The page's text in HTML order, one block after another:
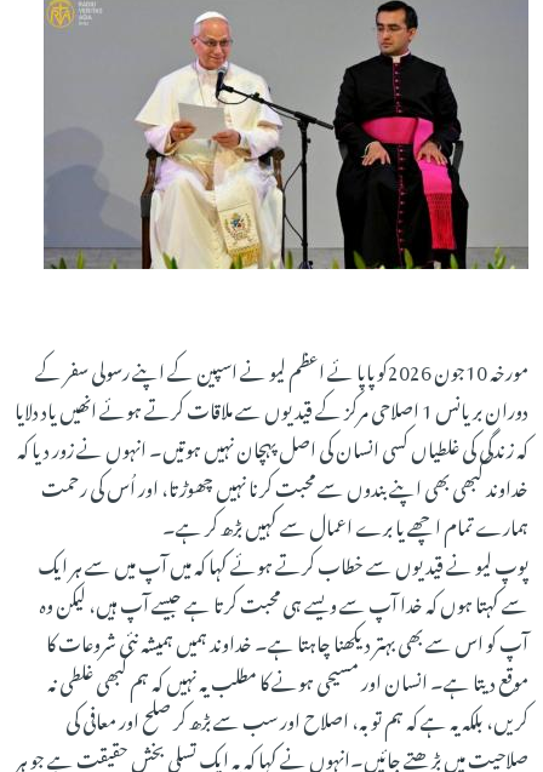
مورخہ 10جون 2026کوپاپا ئے اعظم لیو نے اسپین کے اپنے رسولی سفر کے
دوران بریانس 1 اصلاحی مرکز کے قیدیوں سے ملاقات کرتے ہوئے انھیں یاد دلایا
کہ زندگی کی غلطیاں کسی انسان کی اصل پہچان نہیں ہوتیں۔ انہوں نے زور دیا کہ
خداوند کبھی بھی اپنے بندوں سے محبت کرنا نہیں چھوڑتا، اور اُس کی رحمت
ہمارے تمام اچھے یا برے اعمال سے کہیں بڑھ کر ہے۔
پوپ لیو نے قیدیوں سے خطاب کرتے ہوئے کہا کہ میں آپ میں سے ہر ایک
سے کہتا ہوں کہ خدا آپ سے ویسے ہی محبت کرتا ہے جیسے آپ ہیں، لیکن وہ
آپ کو اس سے بھی بہتر دیکھنا چاہتا ہے۔ خداوند ہمیں ہمیشہ نئی شروعات کا
موقع دیتا ہے۔ انسان اور مسیحی ہونے کا مطلب یہ نہیں کہ ہم کبھی غلطی نہ
کریں، بلکہ یہ ہے کہ ہم توبہ، اصلاح اور سب سے بڑھ کر صلح اور معافی کی
صلاحیت میں بڑھتے جائیں۔انہوں نے کہا کہ یہ ایک تسلی بخش حقیقت ہے جو ہر